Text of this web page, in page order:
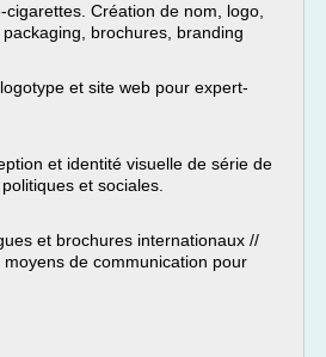
Création de nom, logo,
brochures, branding
et site web pour expert-
et identité visuelle de série de
et sociales.
et brochures internationaux //
de communication pour